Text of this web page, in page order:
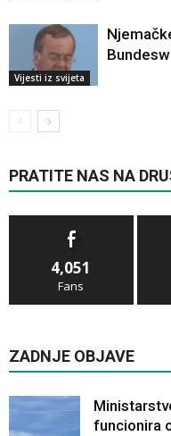
Vijesti iz svijeta
PRATITE NAS NA
4,051
Fans
ZADNJE OBJAVE
funcionira